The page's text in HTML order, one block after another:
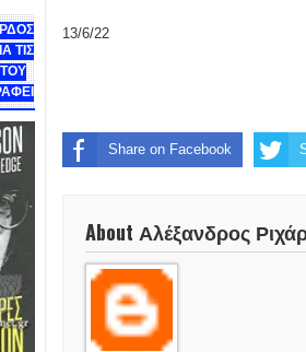
ΤΙΣ
13/6/22
Share on Facebook
About Αλέξανδρος